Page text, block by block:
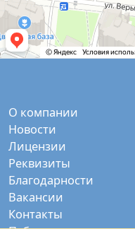
О компании
Новости
Лицензии
Реквизиты
Благодарности
Вакансии
Контакты